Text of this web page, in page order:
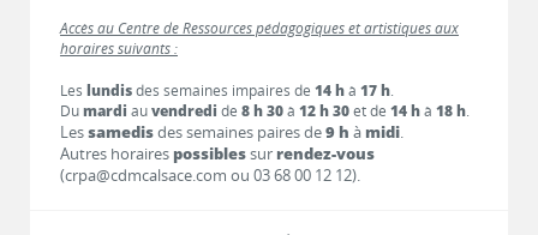
Accès au Centre de Ressources pédagogiques et artistiques aux
horaires suivants :
Les lundisdes semaines impaires de 14 hà 17 h.
Dumardi auvendredi de 8 h 30à 12 h 30et de 14 hà 18 h.
Lessamedisdes semaines paires de9 h à midi.
Autres horaires possiblessur rendez-vous
(crpa@cdmcalsace.com ou 03 68 00 12 12).